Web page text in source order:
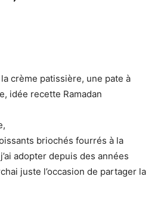
crème patissière, une pate à
idée recette Ramadan
briochés fourrés à la
adopter depuis des années
juste l’occasion de partager la